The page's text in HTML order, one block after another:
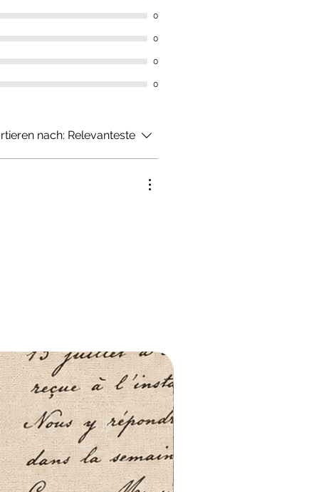
0
0
0
0
nach: Relevanteste